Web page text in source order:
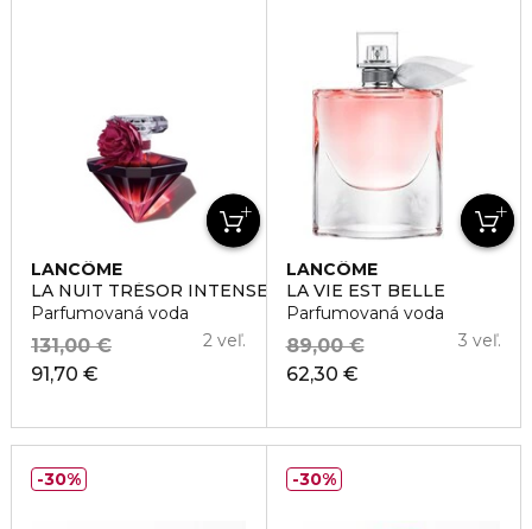
LANCÔME
LA NUIT TRÉSOR INTENSE
Parfumovaná voda
91,70 €
131,00 € 2 veľ.
LANCÔME
LA VIE EST BELLE
Parfumovaná voda
62,30 €
89,00 € 3 veľ.
30% 30%